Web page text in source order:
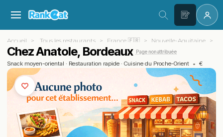
Accueil Tous les restaurants France 🇫🇷 Nouvelle-Aquitaine
Chez Anatole, Bordeaux Page non attribuée
Snack moyen-oriental · Restauration rapide · Cuisine du Proche-Orient • €